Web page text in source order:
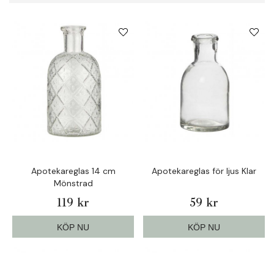
Apotekareglas 14 cm
Mönstrad
119 kr
KÖP NU
Apotekareglas för ljus Klar
59 kr
KÖP NU